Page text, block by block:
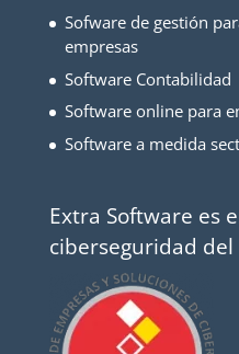
Sofware de gestión
empresas
Software Contabilidad
Software online para
Software a medida
Extra Software es
ciberseguridad del